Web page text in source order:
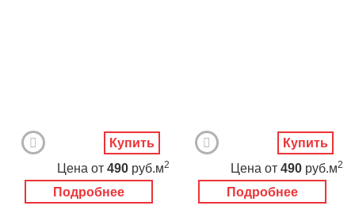
Подробнее
Цена от 490 руб.м2
Купить
Подробнее
Цена от 490 руб.м2
Купить